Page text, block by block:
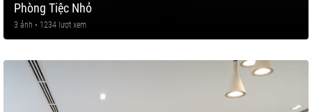
Phòng Tiệc Nhỏ
3 ảnh • 1234 lượt xem